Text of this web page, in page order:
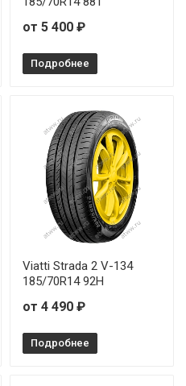
от 5 400 ₽
Подробнее
Viatti Strada 2 V-134
185/70R14 92H
от 4 490 ₽
Подробнее